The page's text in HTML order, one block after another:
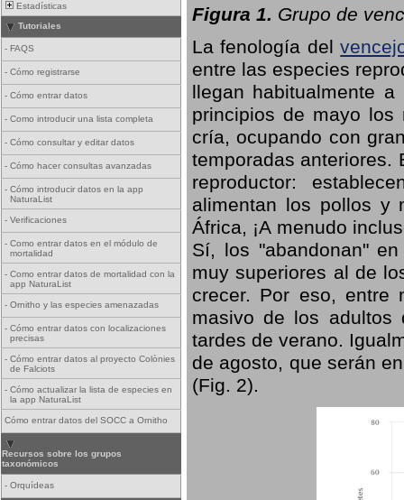
Estadísticas
Tutoriales
- FAQS
- Cómo registrarse
- Cómo entrar datos
- Como introducir una lista completa
- Cómo consultar y editar datos
- Cómo hacer consultas avanzadas
- Cómo introducir datos en la app
NaturaList
- Verificaciones
- Como entrar datos en el módulo de
mortalidad
- Como entrar datos de mortalidad con la
app NaturaList
- Ornitho y las especies amenazadas
- Cómo entrar datos con localizaciones
precisas
- Cómo entrar datos al proyecto Colònies
de Falciots
- Cómo actualizar la lista de especies en
la app NaturaList
Cómo entrar datos del SOCC a Ornitho
Recursos sobre los grupos
taxonómicos
- Orquídeas
Figura 1. Grupo de
La fenología del
entre las especies
llegan habitualmente
principios de mayo los
cría, ocupando con
temporadas anteriores.
reproductor:
alimentan los pollos y
África, ¡A menudo
Sí, los "abandonan"
muy superiores al de
crecer. Por eso, entre
masivo de los adultos
tardes de verano.
de agosto, que serán
(Fig. 2).